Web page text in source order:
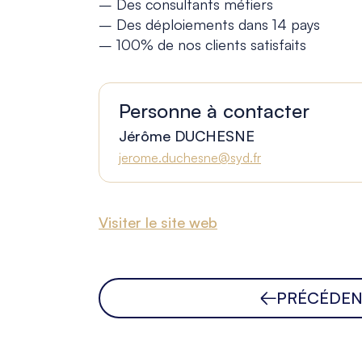
– Des consultants métiers
– Des déploiements dans 14 pays
– 100% de nos clients satisfaits
Personne à contacter
Jérôme DUCHESNE
jerome.duchesne@syd.fr
Visiter le site web